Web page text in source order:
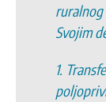
ruralnog
Svojim
1.